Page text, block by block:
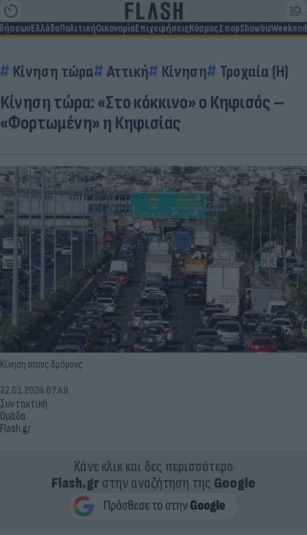
ΕλλάδαΠολιτικήΟικονομίαΕπιχειρήσειςΚόσμοςΣπορShowbizWeekend
Κίνηση τώρα Αττική Κίνηση Τροχαία (Η)
Κίνηση τώρα: «Στο κόκκινο» ο Κηφισός –
«Φορτωμένη» η Κηφισίας
Κίνηση στους δρόμους
Συντακτική
Ομάδα
Flash.gr
22.01.2024 07:49
Κάνε κλικ και δες περισσότερο
Flash.grστην αναζήτηση της Google